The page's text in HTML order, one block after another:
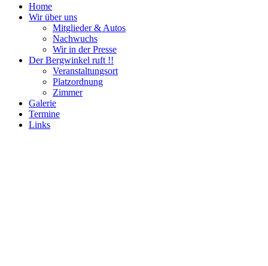
Home
Wir über uns
Mitglieder & Autos
Nachwuchs
Wir in der Presse
Der Bergwinkel ruft !!
Veranstaltungsort
Platzordnung
Zimmer
Galerie
Termine
Links